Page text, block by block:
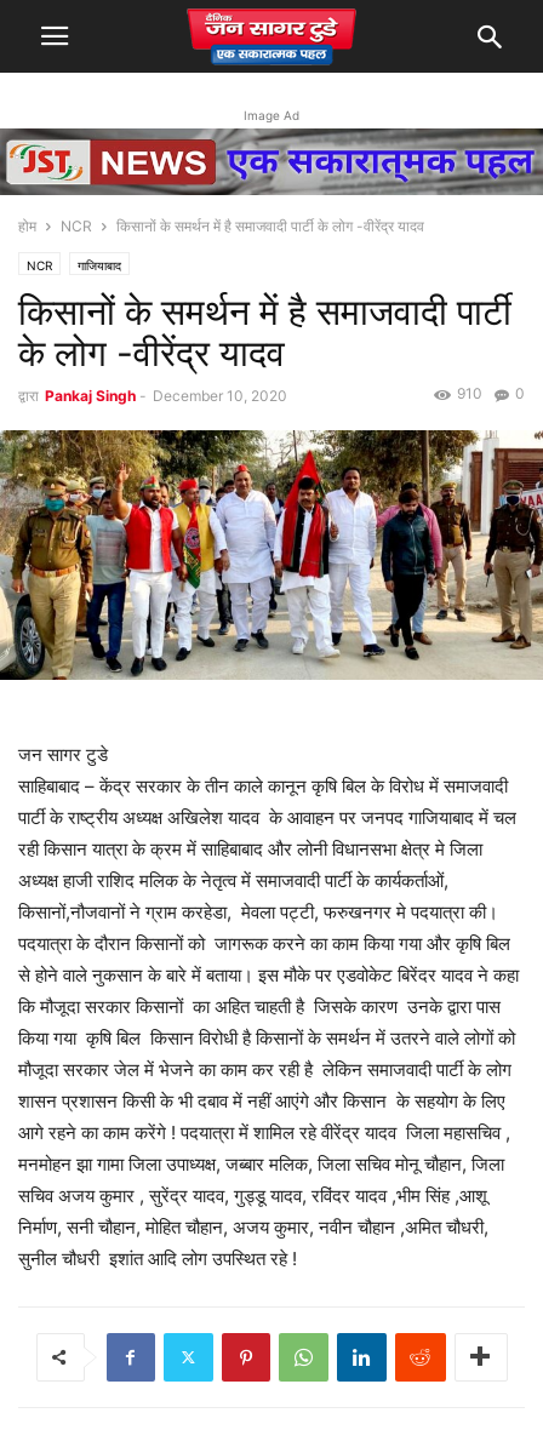
Image Ad
होम NCR किसानों के समर्थन में है समाजवादी पार्टी के लोग -वीरेंद्र यादव
NCR गाजियाबाद
किसानों के समर्थन में है समाजवादी पार्टी
के लोग -वीरेंद्र यादव
द्वारा Pankaj Singh - December 10, 2020 0
910
जन सागर टुडे
साहिबाबाद – केंद्र सरकार के तीन काले कानून कृषि बिल के विरोध में समाजवादी
पार्टी के राष्ट्रीय अध्यक्ष अखिलेश यादव के आवाहन पर जनपद गाजियाबाद में चल
रही किसान यात्रा के क्रम में साहिबाबाद और लोनी विधानसभा क्षेत्र मे जिला
अध्यक्ष हाजी राशिद मलिक के नेतृत्व में समाजवादी पार्टी के कार्यकर्ताओं,
किसानों,नौजवानों ने ग्राम करहेडा, मेवला पट्टी, फरुखनगर मे पदयात्रा की।
पदयात्रा के दौरान किसानों को जागरूक करने का काम किया गया और कृषि बिल
से होने वाले नुकसान के बारे में बताया। इस मौके पर एडवोकेट बिरेंदर यादव ने कहा
कि मौजूदा सरकार किसानों का अहित चाहती है जिसके कारण उनके द्वारा पास
किया गया कृषि बिल किसान विरोधी है किसानों के समर्थन में उतरने वाले लोगों को
मौजूदा सरकार जेल में भेजने का काम कर रही है लेकिन समाजवादी पार्टी के लोग
शासन प्रशासन किसी के भी दबाव में नहीं आएंगे और किसान के सहयोग के लिए
आगे रहने का काम करेंगे ! पदयात्रा में शामिल रहे वीरेंद्र यादव जिला महासचिव ,
मनमोहन झा गामा जिला उपाध्यक्ष, जब्बार मलिक, जिला सचिव मोनू चौहान, जिला
सचिव अजय कुमार , सुरेंद्र यादव, गुड्डू यादव, रविंदर यादव ,भीम सिंह ,आशू
निर्माण, सनी चौहान, मोहित चौहान, अजय कुमार, नवीन चौहान ,अमित चौधरी,
सुनील चौधरी इशांत आदि लोग उपस्थित रहे !